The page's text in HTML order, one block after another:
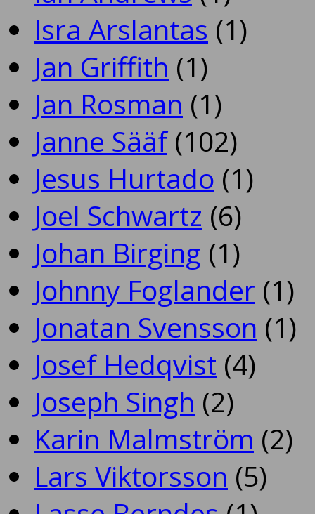
Isra Arslantas (1)
Jan Griffith (1)
Jan Rosman (1)
Janne Sääf(102)
Jesus Hurtado (1)
Joel Schwartz (6)
Johan Birging (1)
Johnny Foglander (1)
Jonatan Svensson (1)
Josef Hedqvist (4)
Joseph Singh (2)
Karin Malmström (2)
Lars Viktorsson (5)